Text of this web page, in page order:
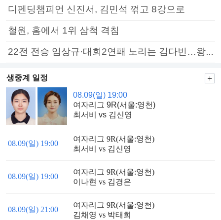
디펜딩챔피언 신진서, 김민석 꺾고 8강으로
철원, 홈에서 1위 삼척 격침
22전 전승 임상규·대회2연패 노리는 김다빈…왕중왕전 16강 7일부터
생중계 일정
08.09(일) 19:00
여자리그 9R(서울:영천)
최서비 vs 김신영
08.09(일) 19:00
여자리그 9R(서울:영천)
최서비 vs 김신영
08.09(일) 19:00
여자리그 9R(서울:영천)
이나현 vs 김경은
08.09(일) 21:00
여자리그 9R(서울:영천)
김채영 vs 박태희